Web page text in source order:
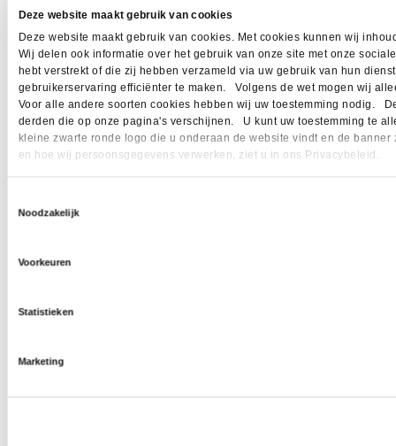
Deze website maakt gebruik van cookies
Deze website maakt gebruik van cookies. Met cookies kunnen wij
Wij delen ook informatie over het gebruik van onze site met onze
hebt verstrekt of die zij hebben verzameld via uw gebruik van hun
gebruikerservaring efficiënter te maken. Volgens de wet mogen wij
Voor alle andere soorten cookies hebben wij uw toestemming nodig.
derden die op onze pagina's verschijnen. U kunt uw toestemming te
kleine zwarte ronde logo die u onderaan de website vindt en de
en hoe wij persoonsgegevens verwerken, ziet u in ons Privacybeleid.
Noodzakelijk
Voorkeuren
Statistieken
Marketing